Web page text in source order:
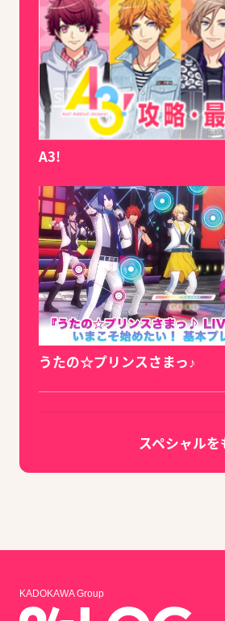
A3!
うたの☆プリンスさまっ♪
スペシャル
KADOKAWA Group